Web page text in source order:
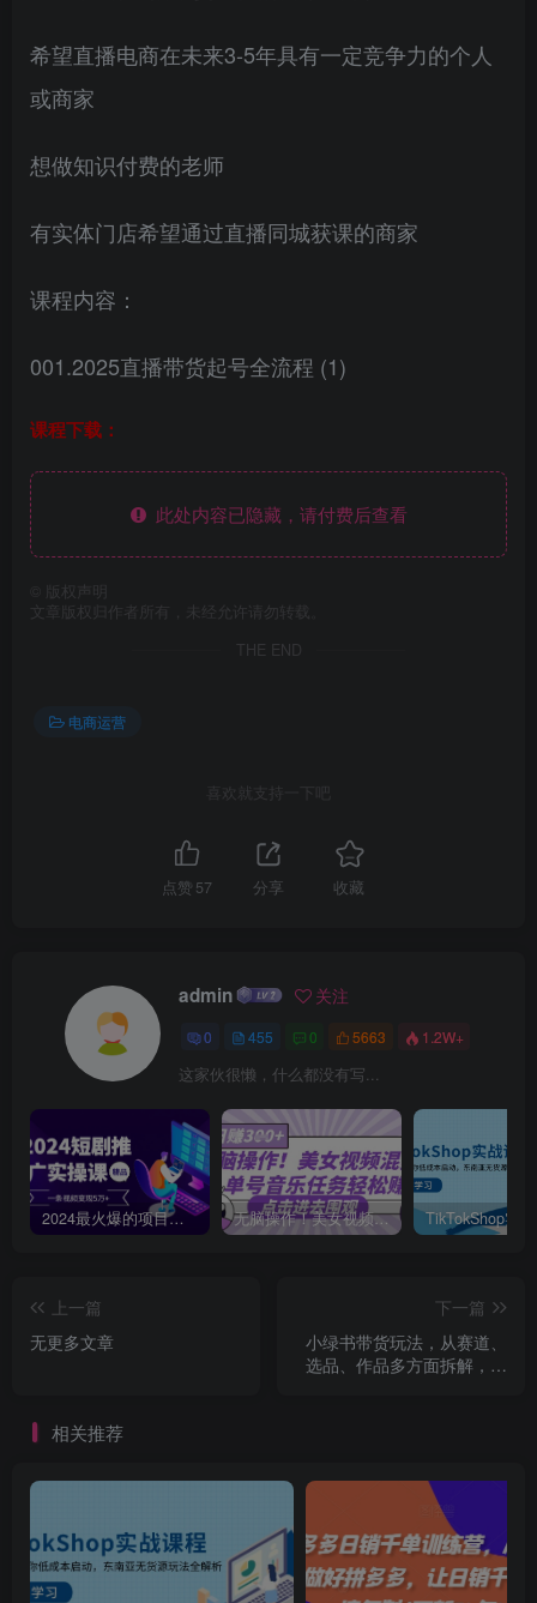
希望直播电商在未来3-5年具有一定竞争力的个人
或商家
想做知识付费的老师
有实体门店希望通过直播同城获课的商家
课程内容：
001.2025直播带货起号全流程 (1)
课程下载：
此处内容已隐藏，请付费后查看
版权声明
文章版权归作者所有，未经允许请勿转载。
THE END
电商运营
喜欢就支持一下吧
点赞 57 分享 收藏
admin 关注
0 455 0 5663 1.2W+
这家伙很懒，什么都没有写...
2024最火爆的项目短剧推广实操课，一条视频变现5万+【附软件工具】 无脑操作！美女视频混剪，单号音乐任务轻松日入3张+
上一篇
无更多文章
下一篇
小绿书带货玩法，从赛道、
选品、作品多方面拆解，教
相关推荐